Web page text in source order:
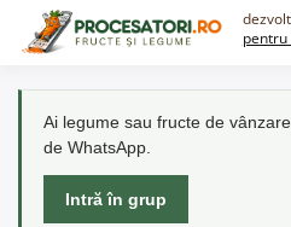
Ai legume sau fructe de
de WhatsApp.
Intră în grup